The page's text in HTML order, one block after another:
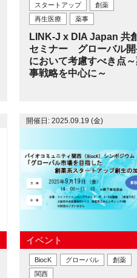
スタートアップ
創薬
再生医療
薬事
LINK-J x DIA Japan 共
セミナー グローバル開
において考慮すべき点
事戦略を中心に～
開催日: 2025.09.19 (金)
イベント
BiocK グローバル
創薬
関西